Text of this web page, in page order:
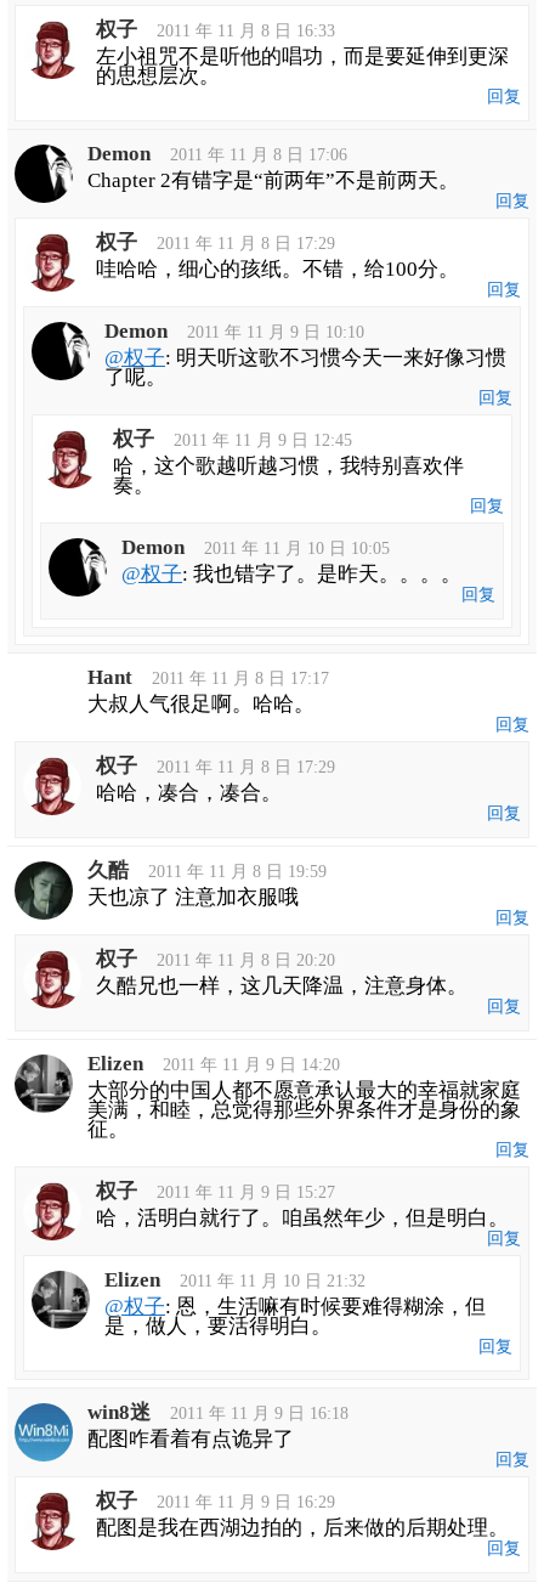
权子 2011 年 11 月 8 日 16:33
左小祖咒不是听他的唱功，而是要延伸到更深
的思想层次。
回复
Demon 2011 年 11 月 8 日 17:06
Chapter 2有错字是“前两年”不是前两天。
回复
权子 2011 年 11 月 8 日 17:29
哇哈哈，细心的孩纸。不错，给100分。
回复
Demon 2011 年 11 月 9 日 10:10
@权子: 明天听这歌不习惯今天一来好像习惯
了呢。
回复
权子 2011 年 11 月 9 日 12:45
哈，这个歌越听越习惯，我特别喜欢伴
奏。
回复
Demon 2011 年 11 月 10 日 10:05
@权子: 我也错字了。是昨天。。。。
回复
Hant 2011 年 11 月 8 日 17:17
大叔人气很足啊。哈哈。
回复
权子 2011 年 11 月 8 日 17:29
哈哈，凑合，凑合。
回复
久酷 2011 年 11 月 8 日 19:59
天也凉了 注意加衣服哦
回复
权子 2011 年 11 月 8 日 20:20
久酷兄也一样，这几天降温，注意身体。
回复
Elizen 2011 年 11 月 9 日 14:20
大部分的中国人都不愿意承认最大的幸福就家庭
美满，和睦，总觉得那些外界条件才是身份的象
征。
回复
权子 2011 年 11 月 9 日 15:27
哈，活明白就行了。咱虽然年少，但是明白。
回复
Elizen 2011 年 11 月 10 日 21:32
@权子: 恩，生活嘛有时候要难得糊涂，但
是，做人，要活得明白。
回复
win8迷 2011 年 11 月 9 日 16:18
配图咋看着有点诡异了
回复
权子 2011 年 11 月 9 日 16:29
配图是我在西湖边拍的，后来做的后期处理。
回复